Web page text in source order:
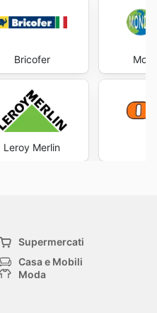
Bricofer
Leroy Merlin
Supermercati
Casa e Mobili
Moda